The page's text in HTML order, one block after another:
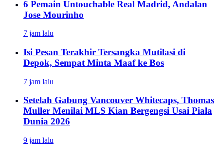
6 Pemain Untouchable Real Madrid, Andalan
Jose Mourinho
7 jam lalu
Isi Pesan Terakhir Tersangka Mutilasi di
Depok, Sempat Minta Maaf ke Bos
7 jam lalu
Setelah Gabung Vancouver Whitecaps, Thomas
Muller Menilai MLS Kian Bergengsi Usai Piala
Dunia 2026
9 jam lalu